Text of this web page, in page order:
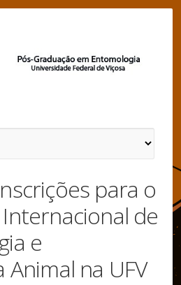
para o
Internacional de
e
Animal na UFV